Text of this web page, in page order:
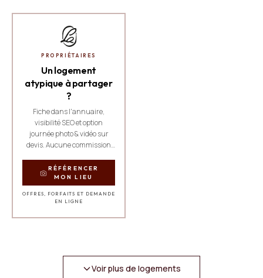
PROPRIÉTAIRES
Un logement
atypique à partager
?
Fiche dans l'annuaire,
visibilité SEO et option
journée photo & vidéo sur
devis. Aucune commission
RÉFÉRENCER
MON LIEU
OFFRES, FORFAITS ET DEMANDE
EN LIGNE
Voir plus de logements